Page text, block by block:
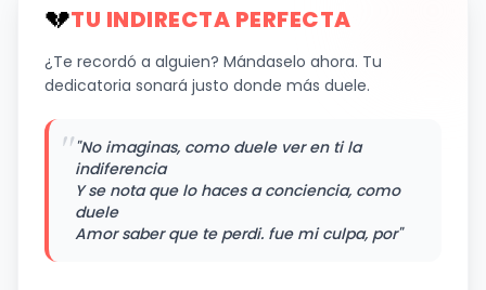
💔TU INDIRECTA PERFECTA
¿Te recordó a alguien? Mándaselo ahora. Tu
dedicatoria sonará justo donde más duele.
""No imaginas, como duele ver en ti la
indiferencia
Y se nota que lo haces a conciencia, como
duele
Amor saber que te perdi. fue mi culpa, por"